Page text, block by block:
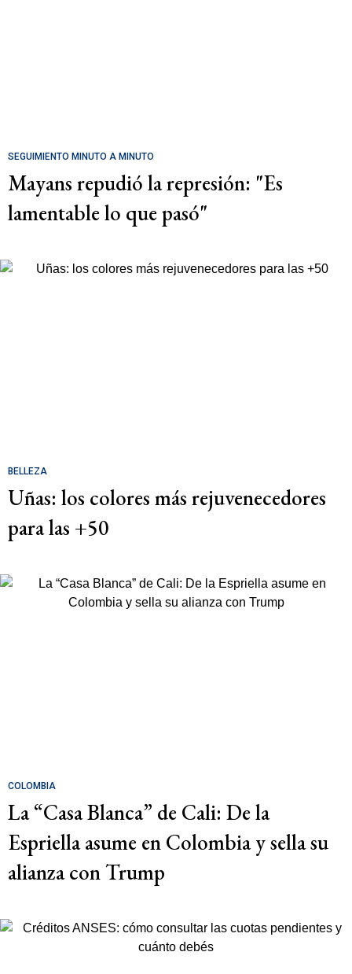
SEGUIMIENTO MINUTO A MINUTO
Mayans repudió la represión: "Es
lamentable lo que pasó"
BELLEZA
Uñas: los colores más rejuvenecedores
para las +50
COLOMBIA
La “Casa Blanca” de Cali: De la
Espriella asume en Colombia y sella su
alianza con Trump